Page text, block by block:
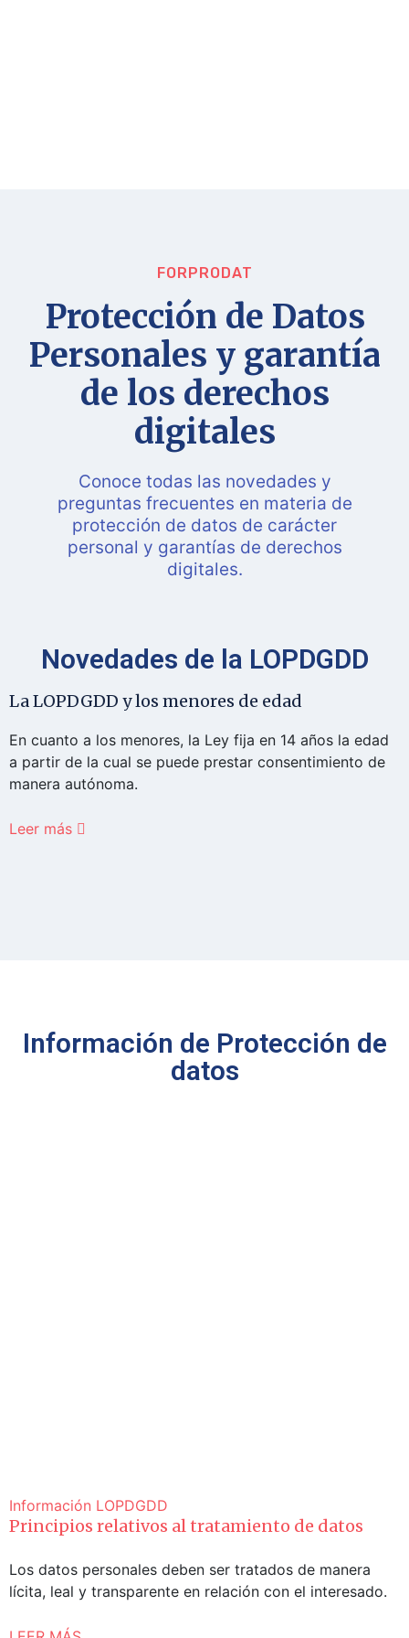
FORPRODAT
Protección de Datos
Personales y garantía
de los derechos
digitales
Conoce todas las novedades y
preguntas frecuentes en materia de
protección de datos de carácter
personal y garantías de derechos
digitales.
Novedades de la LOPDGDD
La LOPDGDD y los menores de edad
En cuanto a los menores, la Ley fija en 14 años la edad
a partir de la cual se puede prestar consentimiento de
manera autónoma.
Leer más
Información de Protección de
datos
Información LOPDGDD
Principios relativos al tratamiento de datos
Los datos personales deben ser tratados de manera
lícita, leal y transparente en relación con el interesado.